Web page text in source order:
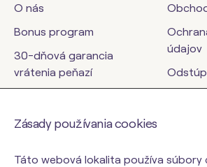
O nás
Bonus program
30-dňová garancia
vrátenia peňazí
údajov
orinbody.sk
Zásady používania cookies
Táto webová lokalita používa súbory